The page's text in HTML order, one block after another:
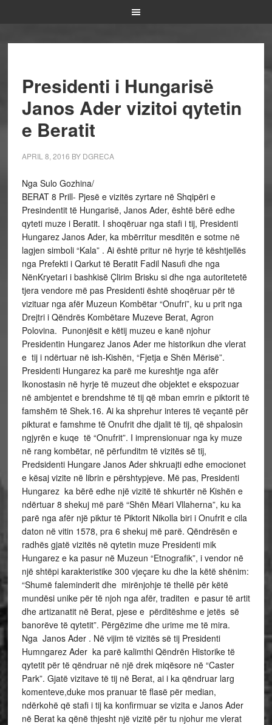
Presidenti i Hungarisë
Janos Ader vizitoi qytetin
e Beratit
APRIL 8, 2016 BY DGRECA
Nga Sulo Gozhina/
BERAT 8 Prill- Pjesë e vizitës zyrtare në Shqipëri e
Presindentit të Hungarisë, Janos Ader, është bërë edhe
qyteti muze i Beratit. I shoqëruar nga stafi i tij, Presidenti
Hungarez Janos Ader, ka mbërritur mesditën e sotme në
lagjen simboli “Kala” . Ai është pritur në hyrje të kështjellës
nga Prefekti i Qarkut të Beratit Fadil Nasufi dhe nga
NënKryetari i bashkisë Çlirim Brisku si dhe nga autoritetetë
tjera vendore më pas Presidenti është shoqëruar për të
vizituar nga afër Muzeun Kombëtar “Onufri”, ku u prit nga
Drejtri i Qëndrës Kombëtare Muzeve Berat, Agron
Polovina. Punonjësit e këtij muzeu e kanë njohur
Presidentin Hungarez Janos Ader me historikun dhe vlerat
e tij i ndërtuar në ish-Kishën, “Fjetja e Shën Mërisë”.
Presidenti Hungarez ka parë me kureshtje nga afër
Ikonostasin në hyrje të muzeut dhe objektet e ekspozuar
në ambjentet e brendshme të tij që mban emrin e piktorit të
famshëm të Shek.16. Ai ka shprehur interes të veçantë për
pikturat e famshme të Onufrit dhe djalit të tij, që shpalosin
ngjyrën e kuqe të “Onufrit”. I imprensionuar nga ky muze
në rang kombëtar, në përfunditm të vizitës së tij,
Predsidenti Hungare Janos Ader shkruajti edhe emocionet
e kësaj vizite në librin e përshtypjeve. Më pas, Presidenti
Hungarez ka bërë edhe një vizitë të shkurtër në Kishën e
ndërtuar 8 shekuj më parë “Shën Mëari Vllaherna”, ku ka
parë nga afër një piktur të Piktorit Nikolla biri i Onufrit e cila
daton në vitin 1578, pra 6 shekuj më parë. Qëndrësën e
radhës gjatë vizitës në qytetin muze Presidenti mik
Hungarez e ka pasur në Muzeun “Etnografik”, i vendor në
një shtëpi karakteristike 300 vjeçare ku dhe la këtë shënim:
“Shumë faleminderit dhe mirënjohje të thellë për këtë
mundësi unike për të njoh nga afër, traditen e pasur të artit
dhe artizanatit në Berat, pjese e përditëshme e jetës së
banorëve të qytetit”. Përgëzime dhe urime me të mira.
Nga Janos Ader . Në vijim të vizitës së tij Presidenti
Humngarez Ader ka parë kalimthi Qëndrën Historike të
qytetit për të qëndruar në një drek miqësore në “Caster
Park”. Gjatë vizitave të tij në Berat, ai i ka qëndruar larg
komenteve,duke mos pranuar të flasë për median,
ndërkohë që stafi i tij ka konfirmuar se vizita e Janos Ader
në Berat ka qënë thjesht një vizitë për tu njohur me vlerat